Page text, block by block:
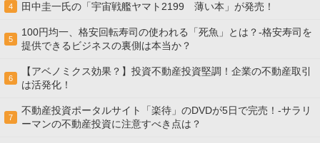
4 田中圭一氏の「宇宙戦艦ヤマト2199 薄い本」が発売！
5
100円均一、格安回転寿司の使われる「死魚」とは？-格安寿司を
提供できるビジネスの裏側は本当か？
6
【アベノミクス効果？】投資不動産投資堅調！企業の不動産取引
は活発化！
7
不動産投資ポータルサイト「楽待」のDVDが5日で完売！-サラリ
ーマンの不動産投資に注意すべき点は？